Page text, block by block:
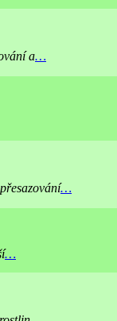
a…
…
…